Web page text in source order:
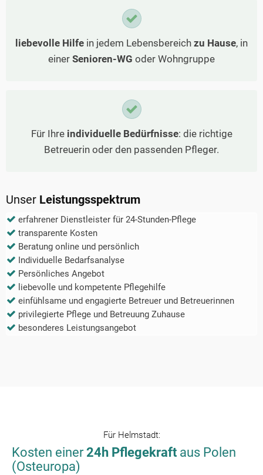
liebevolle Hilfe in jedem Lebensbereich zu Hause, in
einer Senioren-WG oder Wohngruppe
Für Ihre individuelle Bedürfnisse: die richtige
Betreuerin oder den passenden Pfleger.
Unser Leistungsspektrum
erfahrener Dienstleister für 24-Stunden-Pflege
transparente Kosten
Beratung online und persönlich
Individuelle Bedarfsanalyse
Persönliches Angebot
liebevolle und kompetente Pflegehilfe
einfühlsame und engagierte Betreuer und Betreuerinnen
privilegierte Pflege und Betreuung Zuhause
besonderes Leistungsangebot
Für Helmstadt:
Kosten einer24h Pflegekraft aus Polen
(Osteuropa)